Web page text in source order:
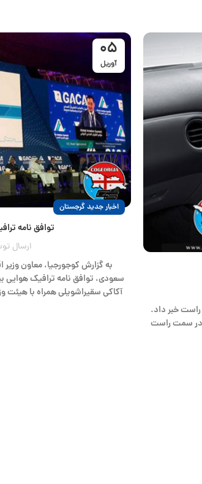
خبر داد.
در سمت راست
05
آوریل
اخبار جدید گرجستان
توافق نامه
ارسال
به گزارش کوجورجیا، معاون
سعودی، توافق نامه ترافیک
آکاکی سقیراشویلی همراه با هیئت